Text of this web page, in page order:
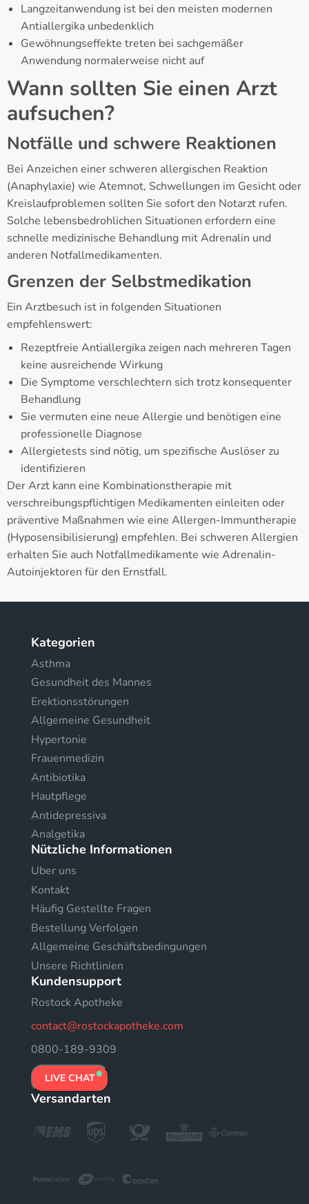
Langzeitanwendung ist bei den meisten modernen
Antiallergika unbedenklich
Gewöhnungseffekte treten bei sachgemäßer
Anwendung normalerweise nicht auf
Wann sollten Sie einen Arzt
aufsuchen?
Notfälle und schwere Reaktionen
Bei Anzeichen einer schweren allergischen Reaktion
(Anaphylaxie) wie Atemnot, Schwellungen im Gesicht oder
Kreislaufproblemen sollten Sie sofort den Notarzt rufen.
Solche lebensbedrohlichen Situationen erfordern eine
schnelle medizinische Behandlung mit Adrenalin und
anderen Notfallmedikamenten.
Grenzen der Selbstmedikation
Ein Arztbesuch ist in folgenden Situationen
empfehlenswert:
Rezeptfreie Antiallergika zeigen nach mehreren Tagen
keine ausreichende Wirkung
Die Symptome verschlechtern sich trotz konsequenter
Behandlung
Sie vermuten eine neue Allergie und benötigen eine
professionelle Diagnose
Allergietests sind nötig, um spezifische Auslöser zu
identifizieren
Der Arzt kann eine Kombinationstherapie mit
verschreibungspflichtigen Medikamenten einleiten oder
präventive Maßnahmen wie eine Allergen-Immuntherapie
(Hyposensibilisierung) empfehlen. Bei schweren Allergien
erhalten Sie auch Notfallmedikamente wie Adrenalin-
Autoinjektoren für den Ernstfall.
Kategorien
Asthma
Gesundheit des Mannes
Erektionsstörungen
Allgemeine Gesundheit
Hypertonie
Frauenmedizin
Antibiotika
Hautpflege
Antidepressiva
Analgetika
Nützliche Informationen
Uber uns
Kontakt
Häufig Gestellte Fragen
Bestellung Verfolgen
Allgemeine Geschäftsbedingungen
Unsere Richtlinien
Kundensupport
Rostock Apotheke
contact@rostockapotheke.com
0800-189-9309
LIVE CHAT
Versandarten